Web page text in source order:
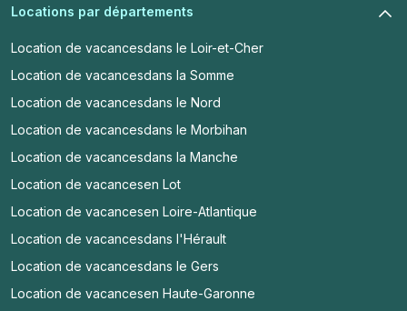
Locations par départements
Location de vacancesdans le Loir-et-Cher
Location de vacancesdans la Somme
Location de vacancesdans le Nord
Location de vacancesdans le Morbihan
Location de vacancesdans la Manche
Location de vacancesen Lot
Location de vacancesen Loire-Atlantique
Location de vacancesdans l'Hérault
Location de vacancesdans le Gers
Location de vacancesen Haute-Garonne